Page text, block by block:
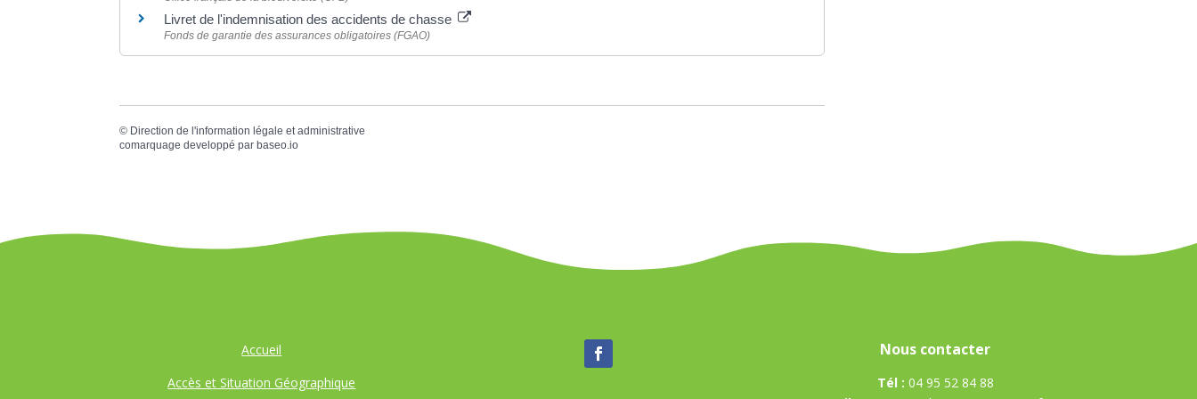
Livret de l'indemnisation des accidents de chasse
Fonds de garantie des assurances obligatoires (FGAO)
© Direction de l'information légale et administrative
comarquage developpé par baseo.io
Accueil
Accès et Situation Géographique
Nous contacter
Tél : 04 95 52 84 88